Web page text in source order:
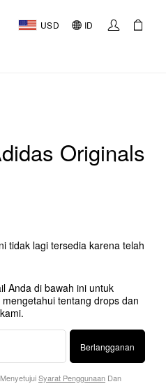
USD ID
Originals
tidak lagi tersedia karena telah
Anda di bawah ini untuk
tentang drops dan
Berlangganan
Syarat Penggunaan Dan